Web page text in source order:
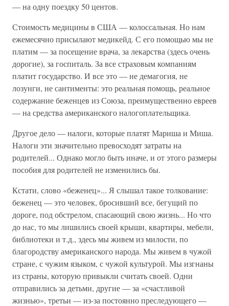
— на одну поездку 50 центов.
Стоимость медицины в США — колоссальная. Но нам
ежемесячно присылают медикейд. С его помощью мы не
платим — за посещение врача, за лекарства (здесь очень
дорогие), за госпиталь. За все страховым компаниям
платит государство. И все это — не демагогия, не
лозунги, не сантименты: это реальная помощь, реальное
содержание беженцев из Союза, преимущественно евреев
— на средства американского налогоплательщика.
Другое дело — налоги, которые платят Мариша и Миша.
Налоги эти значительно превосходят затраты на
родителей... Однако могло быть иначе, и от этого размеры
пособия для родителей не изменились бы.
Кстати, слово «беженец»... Я слышал такое толкование:
беженец — это человек, бросивший все, бегущий по
дороге, под обстрелом, спасающий свою жизнь... Но что
до нас, то мы лишились своей крыши, квартиры, мебели,
библиотеки и т.д., здесь мы живем из милости, по
благородству американского народа. Мы живем в чужой
стране, с чужим языком, с чужой культурой. Мы изгнаны
из страны, которую привыкли считать своей. Одни
отправились за детьми, другие — за «счастливой
жизнью», третьи — из-за постоянно преследующего —